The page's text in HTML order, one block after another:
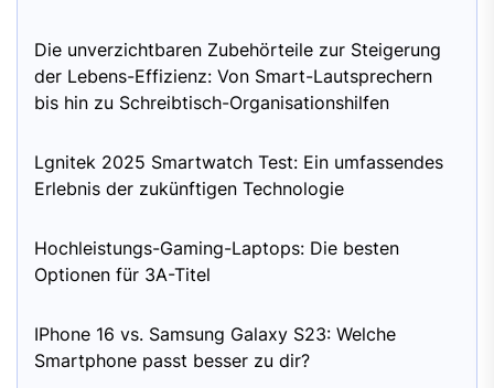
Die unverzichtbaren Zubehörteile zur Steigerung
der Lebens-Effizienz: Von Smart-Lautsprechern
bis hin zu Schreibtisch-Organisationshilfen
Lgnitek 2025 Smartwatch Test: Ein umfassendes
Erlebnis der zukünftigen Technologie
Hochleistungs-Gaming-Laptops: Die besten
Optionen für 3A-Titel
IPhone 16 vs. Samsung Galaxy S23: Welche
Smartphone passt besser zu dir?